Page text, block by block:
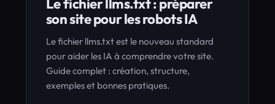
Le fichier llms.txt : préparer
son site pour les robots IA
Le fichier llms.txt est le nouveau standard
pour aider les IA à comprendre votre site.
Guide complet : création, structure,
exemples et bonnes pratiques.